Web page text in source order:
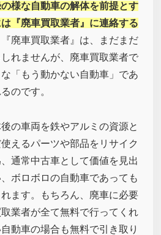
様な自動車の解体を前提とす
『廃車買取業者』に連絡する
廃車買取業者』は、まだまだ
れませんが、廃車買取業者で
「もう動かない自動車」であ
のです。
の車両を鉄やアルミの資源と
えるパーツや部品をリサイク
通常中古車として価値を見出
ボロボロの自動車であっても
ます。もちろん、廃車に必要
業者が全て無料で行ってくれ
動車の場合も無料で引き取り